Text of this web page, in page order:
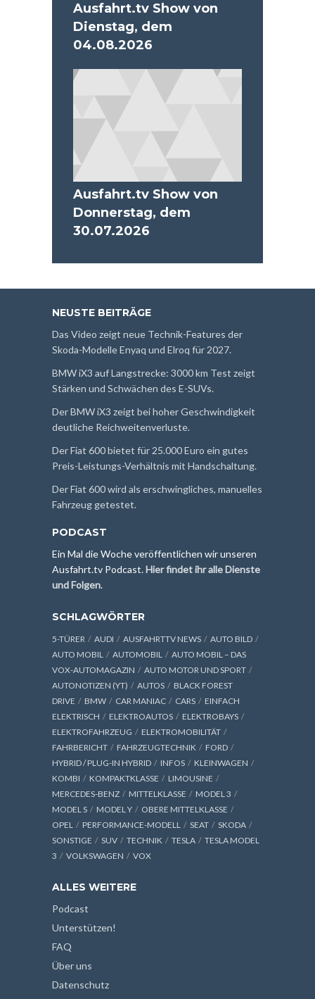
Ausfahrt.tv Show von
Dienstag, dem
04.08.2026
Ausfahrt.tv Show von
Donnerstag, dem
30.07.2026
NEUSTE BEITRÄGE
Das Video zeigt neue Technik-Features der
Skoda-Modelle Enyaq und Elroq für 2027.
BMW iX3 auf Langstrecke: 3000 km Test zeigt
Stärken und Schwächen des E-SUVs.
Der BMW iX3 zeigt bei hoher Geschwindigkeit
deutliche Reichweitenverluste.
Der Fiat 600 bietet für 25.000 Euro ein gutes
Preis-Leistungs-Verhältnis mit Handschaltung.
Der Fiat 600 wird als erschwingliches, manuelles
Fahrzeug getestet.
PODCAST
Ein Mal die Woche veröffentlichen wir unseren
Ausfahrt.tv Podcast.Hier findet ihr alle Dienste
und Folgen.
SCHLAGWÖRTER
5-TÜRER AUDI AUSFAHRTTV NEWS
AUTO BILD
AUTO MOBIL
AUTOMOBIL
AUTO MOBIL – DAS
VOX-AUTOMAGAZIN
AUTO MOTOR UND SPORT
AUTONOTIZEN (YT)
AUTOS
BLACK FOREST
DRIVE
BMW CAR MANIAC CARS
EINFACH
ELEKTRISCH
ELEKTROAUTOS
ELEKTROBAYS
ELEKTROFAHRZEUG
ELEKTROMOBILITÄT
FAHRBERICHT
FAHRZEUGTECHNIK
FORD
HYBRID / PLUG-IN HYBRID
INFOS
KLEINWAGEN
KOMBI
KOMPAKTKLASSE
LIMOUSINE
MERCEDES-BENZ
MITTELKLASSE
MODEL 3
MODEL S
MODEL Y
OBERE MITTELKLASSE
OPEL
PERFORMANCE-MODELL SEAT
SKODA
SONSTIGE
SUV TECHNIK TESLA
TESLA MODEL
3
VOLKSWAGEN VOX
ALLES WEITERE
Podcast
Unterstützen!
FAQ
Über uns
Datenschutz